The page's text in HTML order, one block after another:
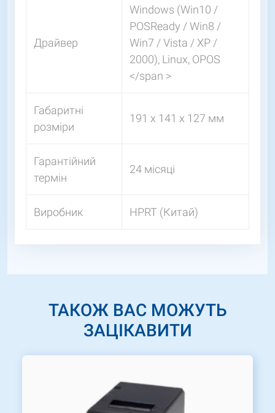
Драйвер
Windows (Win10 /
POSReady / Win8 /
Win7 / Vista / XP /
2000), Linux, OPOS
</span >
Габаритні
розміри
191 x 141 x 127 мм
Гарантійний
термін
24 місяці
Виробник HPRT (Китай)
ТАКОЖ ВАС МОЖУТЬ
ЗАЦІКАВИТИ